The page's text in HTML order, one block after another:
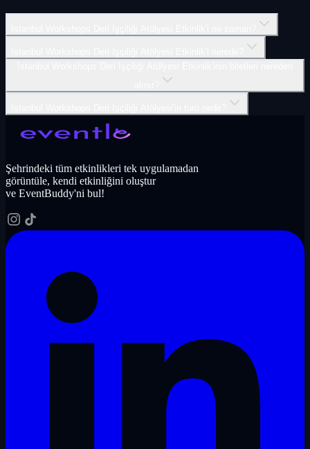
Şehrindeki tüm etkinlikleri tek uygulamadan
görüntüle, kendi etkinliğini oluştur
ve EventBuddy'ni bul!